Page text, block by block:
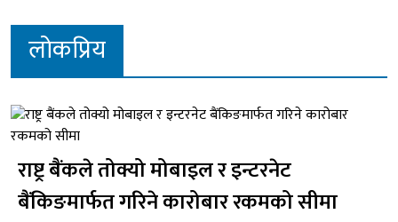
लोकप्रिय
राष्ट्र बैंकले तोक्यो मोबाइल र इन्टरनेट
बैंकिङमार्फत गरिने कारोबार रकमको सीमा